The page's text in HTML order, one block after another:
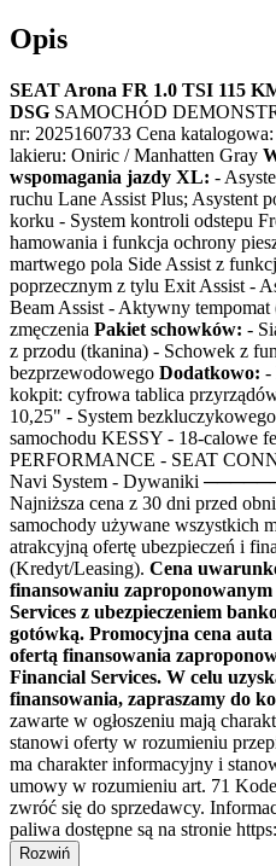
Opis
SEAT Arona FR 1.0 TSI 115
DSG SAMOCHÓD
nr: 2025160733 Cena
lakieru: Oniric / Manhatten Gray
wspomagania jazdy XL: -
ruchu Lane Assist Plus; Asystent
korku - System kontroli odstepu
hamowania i funkcja ochrony
martwego pola Side Assist z
poprzecznym z tylu Exit Assist -
Beam Assist - Aktywny
zmęczenia Pakiet schowków: -
z przodu (tkanina) - Schowek z
bezprzewodowego Dodatkowo: -
kokpit: cyfrowa tablica
10,25" - System
samochodu KESSY - 18-calowe
PERFORMANCE - SEAT
Navi System - Dywaniki
Najniższa cena z 30 dni przed
samochody używane wszystkich
atrakcyjną ofertę ubezpieczeń i
(Kredyt/Leasing). Cena
finansowaniu
Services z ubezpieczeniem
gotówką. Promocyjna cena auta
ofertą finansowania
Financial Services. W celu
finansowania, zapraszamy do
zawarte w ogłoszeniu mają
stanowi oferty w rozumieniu
ma charakter informacyjny i
umowy w rozumieniu art. 71
zwróć się do sprzedawcy.
paliwa dostępne są na stronie
Rozwiń